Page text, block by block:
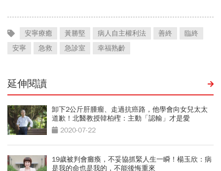
安寧療癒 黃勝堅 病人自主權利法 善終
臨終
安寧
急救 急診室 幸福熟齡
延伸閱讀
卸下2公斤肝腫瘤、走過抗癌路，他學會向女兒太太
道歉！北醫教授韓柏檉：主動「認輸」才是愛
2020-07-22
19歲被判會癱瘓，不妥協抓緊人生一瞬！楊玉欣：病
是我的命也是我的，不能後悔重來